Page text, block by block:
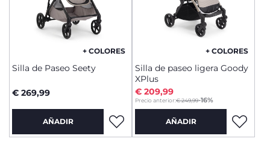
+ COLORES
Silla de Paseo Seety
€ 269,99
AÑADIR
+ COLORES
Silla de paseo ligera Goody
XPlus
Precio anterior:€ 249,99-16%
to
€ 209,99
AÑADIR